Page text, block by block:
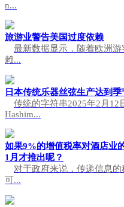
n...
旅游业警告美国过度依赖
最新数据显示，随着欧洲
赖...
日本传统乐器丝弦生产达到
传统的字符串2025年2月12
Hashim...
如果9%的增值税率对酒店业
1月才推出呢？
对于政府来说，传递信息
可...